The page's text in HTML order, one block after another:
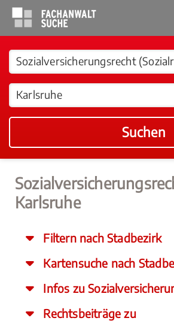
Suchen
Karlsruhe
Filtern nach Stadbezirk
Kartensuche nach
Infos zu
Rechtsbeiträge zu